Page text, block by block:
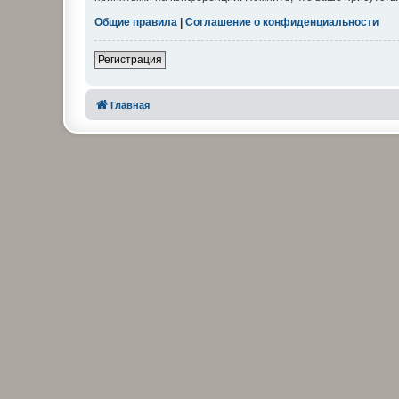
Общие правила | Соглашение о конфиденциальности
Регистрация
Главная